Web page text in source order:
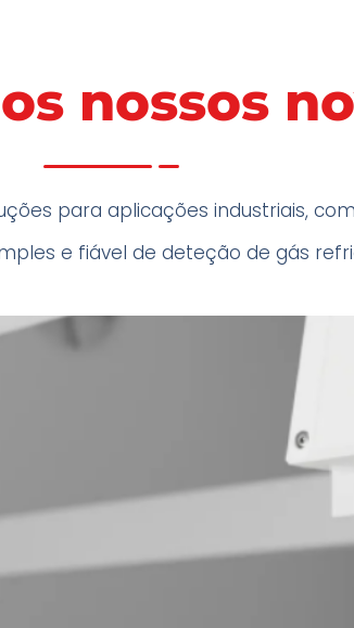
nossos
para aplicações industriais,
e fiável de deteção de gás